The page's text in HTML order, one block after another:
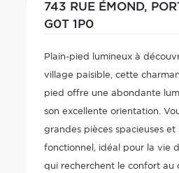
743 RUE ÉMOND,
G0T 1P0
Plain-pied lumineux à
village paisible, cette
pied offre une abondante
son excellente orientation.
grandes pièces spacieuses
fonctionnel, idéal pour la vie
qui recherchent le confort au